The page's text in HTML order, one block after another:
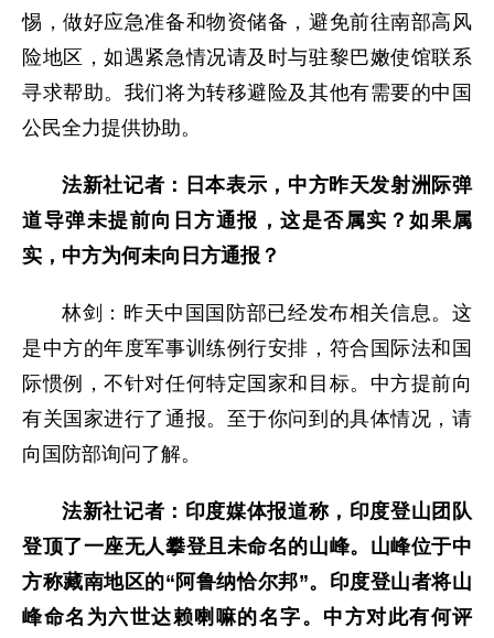
惕，做好应急准备和物资储备，避免前往南部高风
险地区，如遇紧急情况请及时与驻黎巴嫩使馆联系
寻求帮助。我们将为转移避险及其他有需要的中国
公民全力提供协助。
法新社记者：日本表示，中方昨天发射洲际弹
道导弹未提前向日方通报，这是否属实？如果属
实，中方为何未向日方通报？
林剑：昨天中国国防部已经发布相关信息。这
是中方的年度军事训练例行安排，符合国际法和国
际惯例，不针对任何特定国家和目标。中方提前向
有关国家进行了通报。至于你问到的具体情况，请
向国防部询问了解。
法新社记者：印度媒体报道称，印度登山团队
登顶了一座无人攀登且未命名的山峰。山峰位于中
方称藏南地区的“阿鲁纳恰尔邦”。印度登山者将山
峰命名为六世达赖喇嘛的名字。中方对此有何评